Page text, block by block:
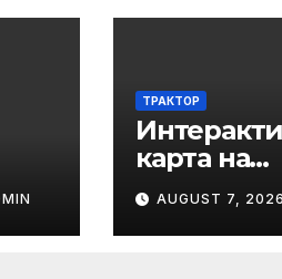
ТРАКТОР
карта на
водни
AUGUST 7, 2026